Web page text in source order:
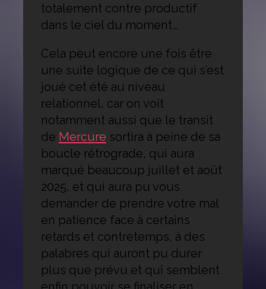
totalement contre productif
dans le ciel du moment…
Cela peut encore une fois être
une suite logique de ce qui s’est
joué cet été au niveau
relationnel, car on voit
notamment aussi que le transit
de Mercure sortira à peine de sa
boucle rétrograde, qui aura
marqué beaucoup juillet et août
2025, et qui aura pu vous
demander de prendre votre mal
en patience face à certains
retards et contretemps, à des
palabres qui auront pu durer
plus que prévu et qui semblent